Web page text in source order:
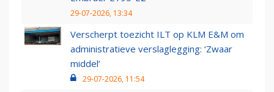
29-07-2026, 13:34
Verscherpt toezicht ILT op KLM E&M om
administratieve verslaglegging: ‘Zwaar
middel’
29-07-2026, 11:54